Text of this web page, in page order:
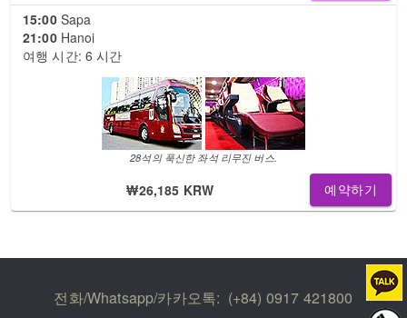
15:00Sapa
21:00Hanoi
여행 시간: 6 시간
28석의 푹신한 좌석 리무진 버스.
₩26,185 KRW 예약하기
전화/Whatsapp/카카오톡: (+84) 0917 421800